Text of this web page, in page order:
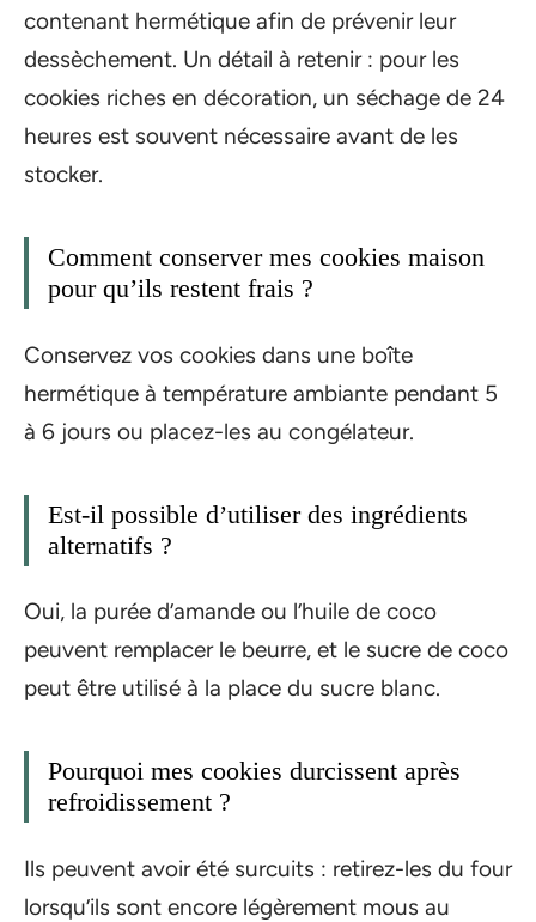
contenant hermétique afin de prévenir leur
dessèchement. Un détail à retenir : pour les
cookies riches en décoration, un séchage de 24
heures est souvent nécessaire avant de les
stocker.
Comment conserver mes cookies maison
pour qu’ils restent frais ?
Conservez vos cookies dans une boîte
hermétique à température ambiante pendant 5
à 6 jours ou placez-les au congélateur.
Est-il possible d’utiliser des ingrédients
alternatifs ?
Oui, la purée d’amande ou l’huile de coco
peuvent remplacer le beurre, et le sucre de coco
peut être utilisé à la place du sucre blanc.
Pourquoi mes cookies durcissent après
refroidissement ?
Ils peuvent avoir été surcuits : retirez-les du four
lorsqu’ils sont encore légèrement mous au